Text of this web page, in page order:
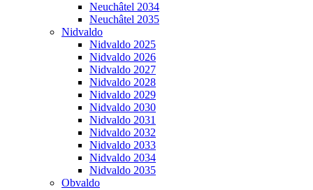
Neuchâtel 2034
Neuchâtel 2035
Nidvaldo
Nidvaldo 2025
Nidvaldo 2026
Nidvaldo 2027
Nidvaldo 2028
Nidvaldo 2029
Nidvaldo 2030
Nidvaldo 2031
Nidvaldo 2032
Nidvaldo 2033
Nidvaldo 2034
Nidvaldo 2035
Obvaldo